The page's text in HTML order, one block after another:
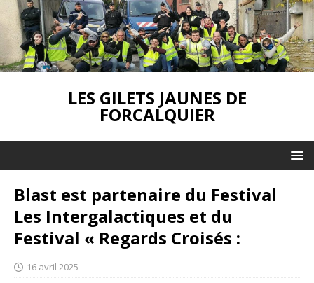
LES GILETS JAUNES DE
FORCALQUIER
Blast est partenaire du Festival
Les Intergalactiques et du
Festival « Regards Croisés :
16 avril 2025